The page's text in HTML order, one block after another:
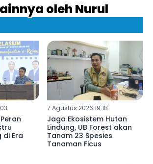
oleh Nurul
di Era
7 Agustus 2026 19:18
Jaga Ekosistem Hutan
Lindung, UB Forest akan
Tanam 23 Spesies
Tanaman Ficus